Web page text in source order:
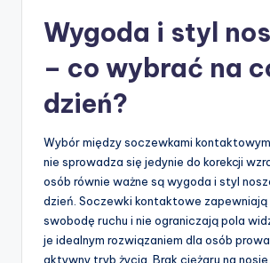
Wygoda i styl
– co wybrać na
dzień?
Wybór między soczewkami
nie sprowadza się jedynie do korekcji
osób równie ważne są wygoda i styl
dzień. Soczewki kontaktowe zapewniają
swobodę ruchu i nie ograniczają pola
je idealnym rozwiązaniem dla osób
aktywny tryb życia. Brak ciężaru na